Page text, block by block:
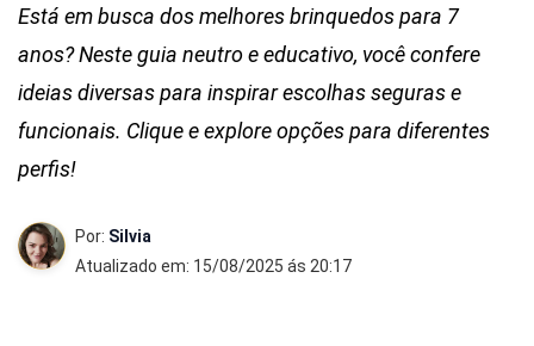
Está em busca dos melhores brinquedos para 7
anos? Neste guia neutro e educativo, você confere
ideias diversas para inspirar escolhas seguras e
funcionais. Clique e explore opções para diferentes
perfis!
Por: Silvia
Atualizado em: 15/08/2025 ás 20:17